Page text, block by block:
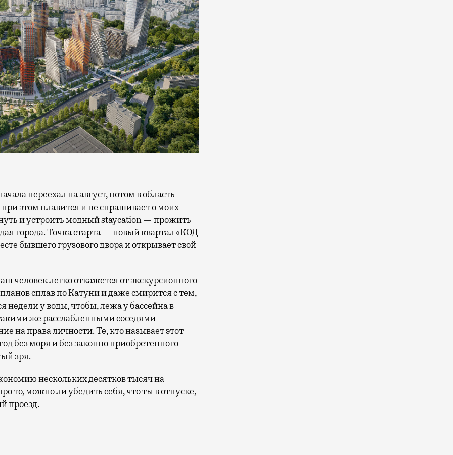
этом плавится и не спрашивает о моих
и устроить модный staycation — прожить
города. Точка старта — новый квартал«КОД
бывшего грузового двора и открывает свой
легко откажется от экскурсионного
сплав по Катуни и даже смирится с тем,
у воды, чтобы, лежа у бассейна в
же расслабленными соседями
на права личности. Те, кто называет этот
без моря и без законно приобретенного
зря.
нескольких десятков тысяч на
то, можно ли убедить себя, что ты в отпуске,
проезд.